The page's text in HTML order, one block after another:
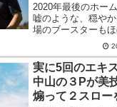
2020年最後のホー
嘘のような、穏や
場のブースターも
まっている。コロ
席だったろうに。
量には頭が下がる
月17...
実に5回のエキ
中山の３Pが美
煽って２スロー